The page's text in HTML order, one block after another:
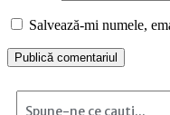
Salvează-mi numele,